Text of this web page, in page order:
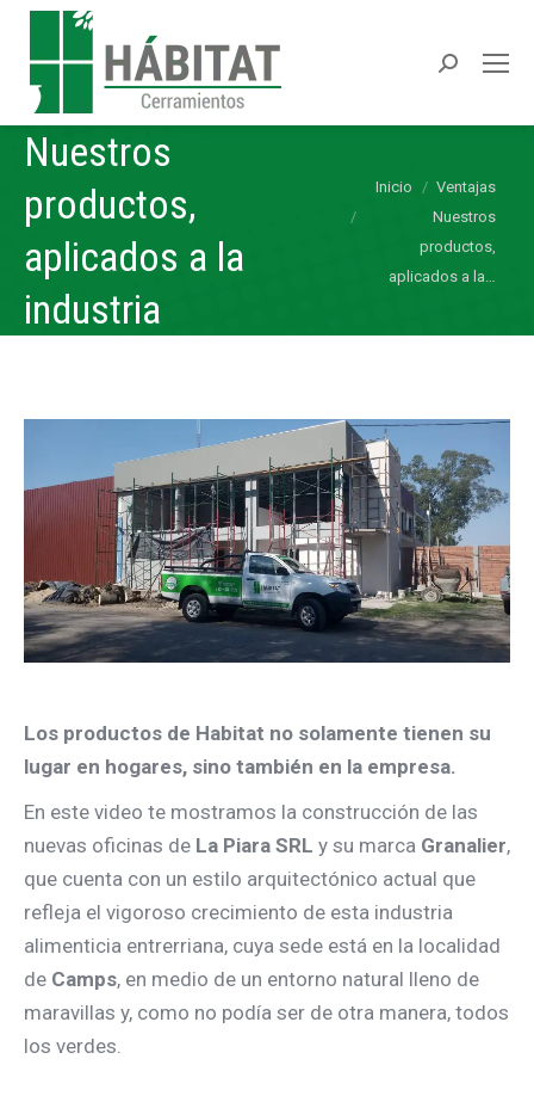
Buscar:
Nuestros
productos,
aplicados a la
industria
Estás aquí:
Inicio
Ventajas
Nuestros
productos,
aplicados a la…
Los productos de Habitat no solamente tienen su
lugar en hogares, sino también en la empresa.
En este video te mostramos la construcción de las
nuevas oficinas de La Piara SRL y su marca Granalier,
que cuenta con un estilo arquitectónico actual que
refleja el vigoroso crecimiento de esta industria
alimenticia entrerriana, cuya sede está en la localidad
de Camps, en medio de un entorno natural lleno de
maravillas y, como no podía ser de otra manera, todos
los verdes.